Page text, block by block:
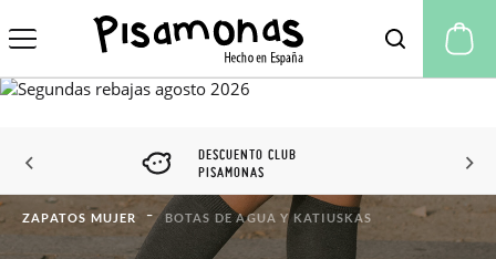
DESCUENTO CLUB
PISAMONAS
ZAPATOS MUJER BOTAS DE AGUA Y KATIUSKAS